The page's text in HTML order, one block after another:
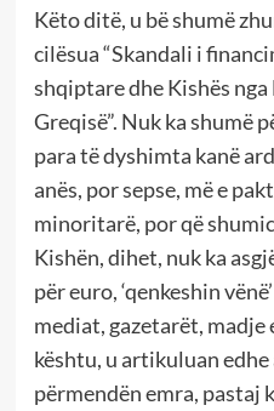
Këto ditë, u bë shumë
cilësua “Skandali i
shqiptare dhe Kishës
Greqisë”. Nuk ka shumë
para të dyshimta kanë
anës, por sepse, më e
minoritarë, por që
Kishën, dihet, nuk ka
për euro, ‘qenkeshin
mediat, gazetarët, madje
kështu, u artikuluan edhe
përmendën emra, pastaj